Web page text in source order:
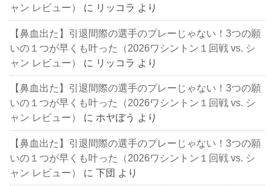
ャン レビュー）
に リッコラ より
【鼻血出た】引退間際の選手のプレーじゃない！3つの願
いの１つが早くも叶った（2026ワシントン１回戦 vs. シ
ャン レビュー）
に リッコラ より
【鼻血出た】引退間際の選手のプレーじゃない！3つの願
いの１つが早くも叶った（2026ワシントン１回戦 vs. シ
ャン レビュー）
に ホヤぼう より
【鼻血出た】引退間際の選手のプレーじゃない！3つの願
いの１つが早くも叶った（2026ワシントン１回戦 vs. シ
ャン レビュー）
に下団 より